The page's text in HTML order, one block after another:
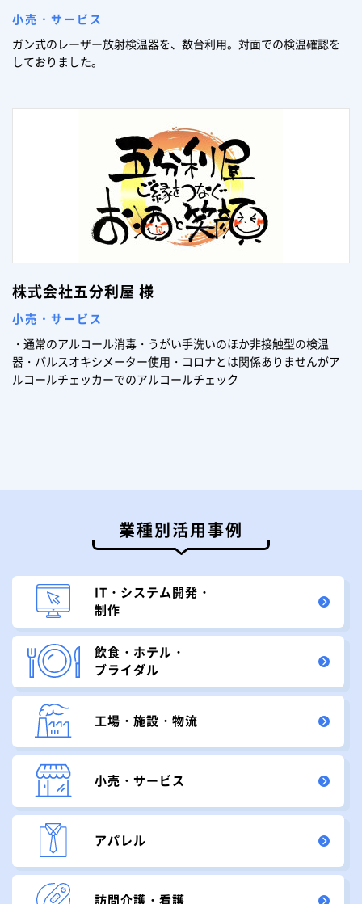
小売・サービス
ガン式のレーザー放射検温器を、数台利用。対面での検温確認を
しておりました。
株式会社五分利屋 様
小売・サービス
・通常のアルコール消毒・うがい手洗いのほか非接触型の検温
器・パルスオキシメーター使用・コロナとは関係ありませんがア
ルコールチェッカーでのアルコールチェック
業種別活用事例
IT・システム開発・
制作
飲食・ホテル・
ブライダル
工場・施設・物流
小売・サービス
アパレル
訪問介護・看護